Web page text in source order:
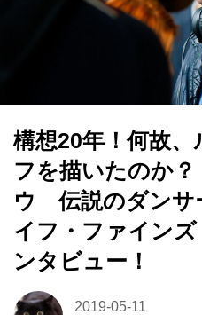
構想20年！何故
フを描いたのか
ウ 伝説のダンサ
イフ・ファイン
ンタビュー！
2019-05-11